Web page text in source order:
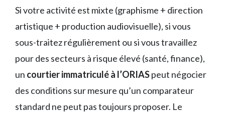
Si votre activité est mixte (graphisme + direction
artistique + production audiovisuelle), si vous
sous-traitez régulièrement ou si vous travaillez
pour des secteurs à risque élevé (santé, finance),
un courtier immatriculé à l’ORIASpeut négocier
des conditions sur mesure qu’un comparateur
standard ne peut pas toujours proposer. Le